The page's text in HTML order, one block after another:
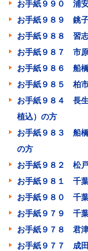
お手紙９９０ 浦
お手紙９８９ 銚
お手紙９８８ 習
お手紙９８７ 市
お手紙９８６ 船
お手紙９８５ 柏
お手紙９８４ 長
植込）の方
お手紙９８３ 船橋
の方
お手紙９８２ 松
お手紙９８１ 千
お手紙９８０ 千
お手紙９７９ 千
お手紙９７８ 君
お手紙９７７ 成